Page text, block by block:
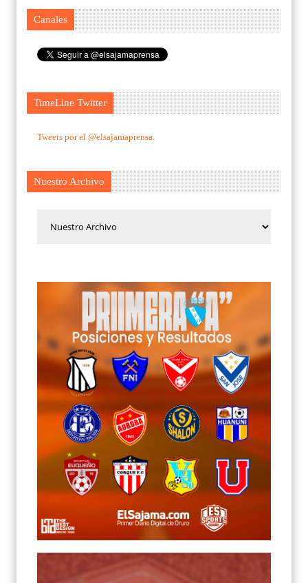
Canales
TimeLine Twitter
Tweets por el @elsajamaprensa.
Nuestro Archivo